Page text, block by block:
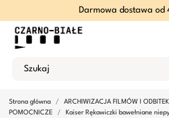
Darmowa dostawa od
Strona główna ARCHIWIZACJA FILMÓW I ODBITEK
POMOCNICZE
Kaiser Rękawiczki bawełniane